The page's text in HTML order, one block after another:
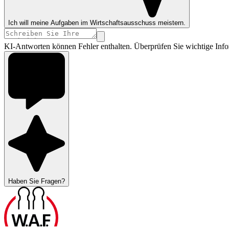
Ich will meine Aufgaben im Wirtschaftsausschuss meistern.
KI-Antworten können Fehler enthalten. Überprüfen Sie wichtige
Haben Sie Fragen?